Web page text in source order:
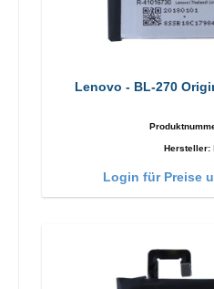
Lenovo
Hersteller:
Login für Preise